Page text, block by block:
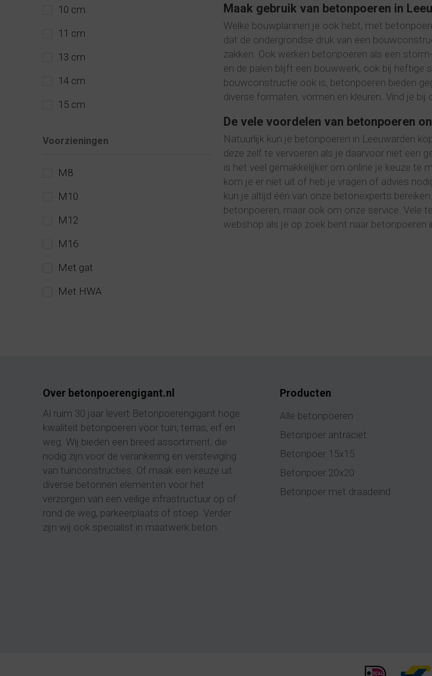
Maak gebruik van betonpoeren in
Welke bouwplannen je ook hebt, met
dat de ondergrondse druk van een
zakken. Ook werken betonpoeren als een
en de palen blijft een bouwwerk, ook bij
bouwconstructie ook is, betonpoeren bieden
diverse formaten, vormen en kleuren. Vind je
De vele voordelen van betonpoeren
Natuurlijk kun je betonpoeren in Leeuwarden
deze zelf te vervoeren als je daarvoor niet een
is het veel gemakkelijker om online je keuze te
kom je er niet uit of heb je vragen of advies
kun je altijd één van onze betonexperts
betonpoeren, maar ook om onze service. Vele
webshop als je op zoek bent naar betonpoeren
10 cm
11 cm
13 cm
14 cm
15 cm
Voorzieningen
M8
M10
M12
M16
Met gat
Met HWA
Over betonpoerengigant.nl
Al ruim 30 jaar levert Betonpoerengigant hoge
kwaliteit betonpoeren voor tuin, terras, erf en
weg. Wij bieden een breed assortiment, die
nodig zijn voor de verankering en versteviging
van tuinconstructies. Of maak een keuze uit
diverse betonnen elementen voor het
verzorgen van een veilige infrastructuur op of
rond de weg, parkeerplaats of stoep. Verder
zijn wij ook specialist in maatwerk beton.
Producten
Alle betonpoeren
Betonpoer antraciet
Betonpoer 15x15
Betonpoer 20x20
Betonpoer met draadeind